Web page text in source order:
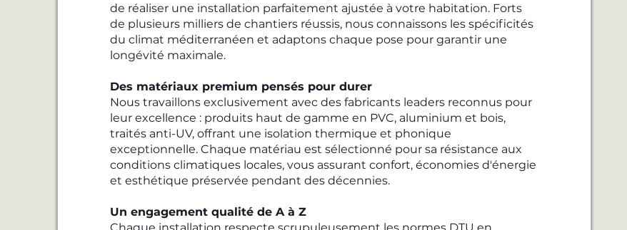
de réaliser une installation parfaitement ajustée à votre habitation. Forts
de plusieurs milliers de chantiers réussis, nous connaissons les spécificités
du climat méditerranéen et adaptons chaque pose pour garantir une
longévité maximale.
Des matériaux premium pensés pour durer
Nous travaillons exclusivement avec des fabricants leaders reconnus pour
leur excellence : produits haut de gamme en PVC, aluminium et bois,
traités anti-UV, offrant une isolation thermique et phonique
exceptionnelle. Chaque matériau est sélectionné pour sa résistance aux
conditions climatiques locales, vous assurant confort, économies d'énergie
et esthétique préservée pendant des décennies.
Un engagement qualité de A à Z